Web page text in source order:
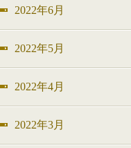
2022年6月
2022年5月
2022年4月
2022年3月